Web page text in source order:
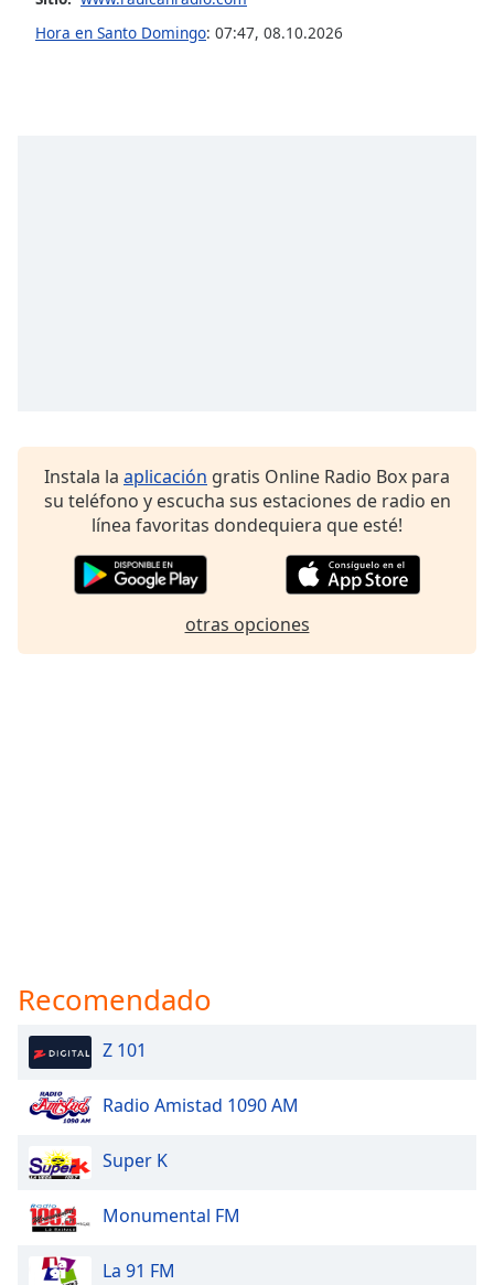
Opacity
Style
Close
Hora en Santo Domingo: 07:47, 08.10.2026
Instala la aplicación gratis Online Radio Box para
su teléfono y escucha sus estaciones de radio en
línea favoritas dondequiera que esté!
otras opciones
Recomendado
Z 101
Radio Amistad 1090 AM
Super K
Monumental FM
La 91 FM